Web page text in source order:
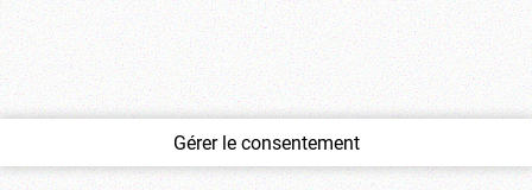
Gérer le consentement